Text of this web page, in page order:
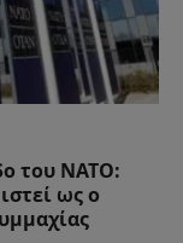
του ΝΑΤΟ:
ως ο